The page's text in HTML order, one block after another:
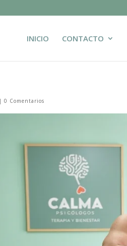
INICIO CONTACTO
|0 Comentarios